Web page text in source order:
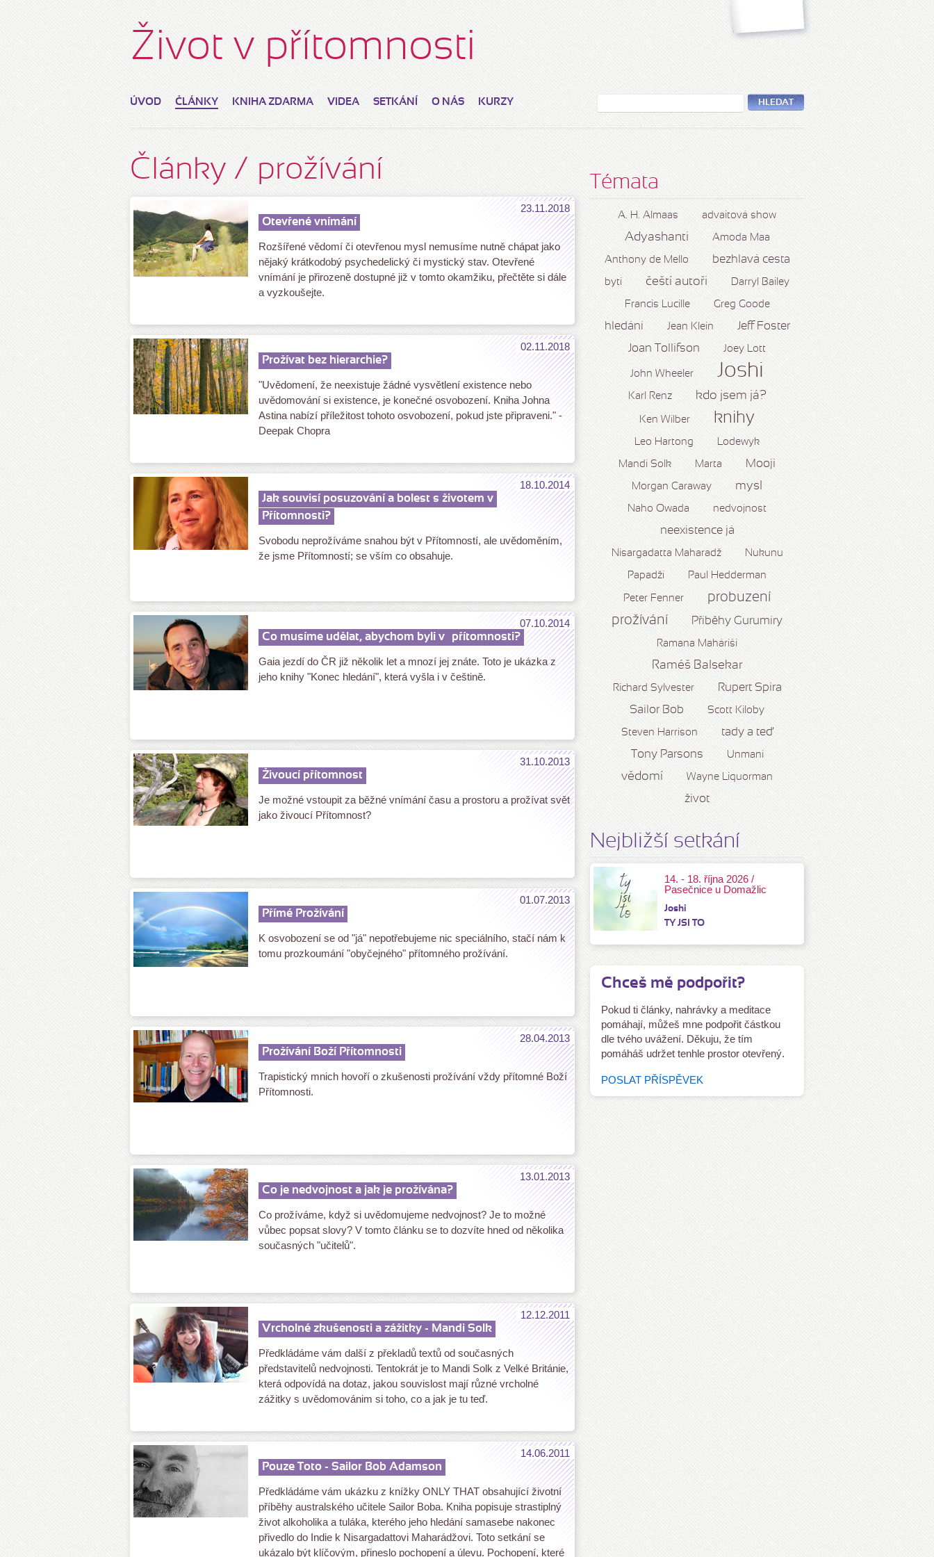
Život v přítomnosti
ÚVOD ČLÁNKY KNIHA ZDARMA VIDEA SETKÁNÍ O NÁS KURZY HLEDAT
Články / prožívání
23.11.2018
Otevřené vnímání
Rozšířené vědomí či otevřenou mysl nemusíme nutně chápat jako
nějaký krátkodobý psychedelický či mystický stav. Otevřené
vnímání je přirozeně dostupné již v tomto okamžiku, přečtěte si dále
a vyzkoušejte.
02.11.2018
Prožívat bez hierarchie?
"Uvědomení, že neexistuje žádné vysvětlení existence nebo
uvědomování si existence, je konečné osvobození. Kniha Johna
Astina nabízí příležitost tohoto osvobození, pokud jste připraveni." -
Deepak Chopra
18.10.2014
Jak souvisí posuzování a bolest s životem v
Přítomnosti?
Svobodu neprožíváme snahou být v Přítomností, ale uvědoměním,
že jsme Přítomností; se vším co obsahuje.
07.10.2014
Co musíme udělat, abychom byli v přítomnosti?
Gaia jezdí do ČR již několik let a mnozí jej znáte. Toto je ukázka z
jeho knihy "Konec hledání", která vyšla i v češtině.
31.10.2013
Živoucí přítomnost
Je možné vstoupit za běžné vnímání času a prostoru a prožívat svět
jako živoucí Přítomnost?
01.07.2013
Přímé Prožívání
K osvobození se od "já" nepotřebujeme nic speciálního, stačí nám k
tomu prozkoumání "obyčejného" přítomného prožívání.
28.04.2013
Prožívání Boží Přítomnosti
Trapistický mnich hovoří o zkušenosti prožívání vždy přítomné Boží
Přítomnosti.
13.01.2013
Co je nedvojnost a jak je prožívána?
Co prožíváme, když si uvědomujeme nedvojnost? Je to možné
vůbec popsat slovy? V tomto článku se to dozvíte hned od několika
současných "učitelů".
12.12.2011
Vrcholné zkušenosti a zážitky - Mandi Solk
Předkládáme vám další z překladů textů od současných
představitelů nedvojnosti. Tentokrát je to Mandi Solk z Velké Británie,
která odpovídá na dotaz, jakou souvislost mají různé vrcholné
zážitky s uvědomovánim si toho, co a jak je tu teď.
14.06.2011
Pouze Toto - Sailor Bob Adamson
Předkládáme vám ukázku z knížky ONLY THAT obsahující životní
příběhy australského učitele Sailor Boba. Kniha popisuje strastiplný
život alkoholika a tuláka, kterého jeho hledání samasebe nakonec
přivedlo do Indie k Nisargadattovi Maharádžovi. Toto setkání se
ukázalo být klíčovým, přineslo pochopení a úlevu. Pochopení, které
Témata
A. H. Almaas advaitová show
Adyashanti Amoda Maa
Anthony de Mello bezhlavá cesta
bytí čeští autoři Darryl Bailey
Francis Lucille Greg Goode
hledání Jean Klein Jeff Foster
Joan Tollifson Joey Lott
John Wheeler Joshi
Karl Renz kdo jsem já?
Ken Wilber knihy
Leo Hartong Lodewyk
Mandi Solk Marta Mooji
Morgan Caraway mysl
Naho Owada nedvojnost
neexistence já
Nisargadatta Maharadž Nukunu
Papadží Paul Hedderman
Peter Fenner
probuzení
prožívání
Příběhy Gurumíry
Ramana Maháriši
Raméš Balsekar
Richard Sylvester Rupert Spira
Sailor Bob Scott Kiloby
Steven Harrison tady a teď
Tony Parsons Unmani
vědomí Wayne Liquorman
život
Nejbližší setkání
14. - 18. října 2026 /
Pasečnice u Domažlic
Joshi
TY JSI TO
Chceš mě podpořit?
Pokud ti články, nahrávky a meditace
pomáhají, můžeš mne podpořit částkou
dle tvého uvážení. Děkuju, že tím
pomáháš udržet tenhle prostor otevřený.
POSLAT PŘÍSPĚVEK